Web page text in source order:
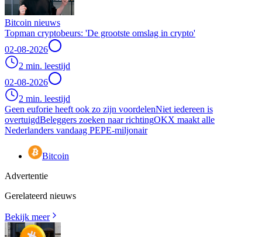
Bitcoin nieuws
Topman cryptobeurs: 'De grootste omslag in crypto'
02-08-2026
2 min. leestijd
02-08-2026
2 min. leestijd
Geen euforie heeft ook zo zijn voordelenNiet iedereen is
overtuigdBeleggers zoeken naar richtingOKX maakt alle
Nederlanders vandaag PEPE-miljonair
Bitcoin
Advertentie
Gerelateerd nieuws
Bekijk meer